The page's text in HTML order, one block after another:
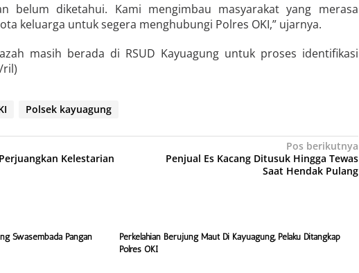
belum diketahui. Kami mengimbau masyarakat yang merasa
keluarga untuk segera menghubungi Polres OKI,” ujarnya.
masih berada di RSUD Kayuagung untuk proses identifikasi
ril)
Polsek kayuagung
Kelestarian
Pos berikutnya
Penjual Es Kacang Ditusuk Hingga Tewas
Saat Hendak Pulang
Swasembada Pangan
Perkelahian Berujung Maut Di Kayuagung, Pelaku Ditangkap
Polres OKI